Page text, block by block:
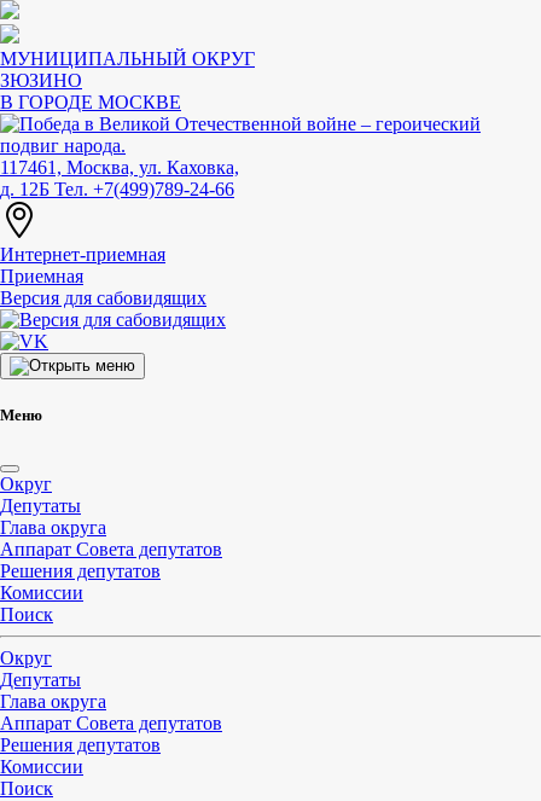
МУНИЦИПАЛЬНЫЙ ОКРУГ
ЗЮЗИНО
В ГОРОДЕ МОСКВЕ
117461, Москва, ул. Каховка,
д. 12Б Тел. +7(499)789-24-66
Интернет-приемная
Приемная
Версия для сабовидящих
Меню
Округ
Депутаты
Глава округа
Аппарат Совета депутатов
Решения депутатов
Комиссии
Поиск
Округ
Депутаты
Глава округа
Аппарат Совета депутатов
Решения депутатов
Комиссии
Поиск